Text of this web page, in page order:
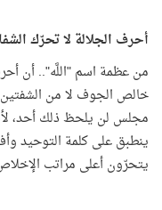
أحرف الجلالة لا تحرّك
من عظمة اسم "اللَّه".. أن
خالص الجوف لا من
مجلس لن يلحظ ذلك أحد،
ينطبق على كلمة التوحيد
يتحرّون أعلى مراتب